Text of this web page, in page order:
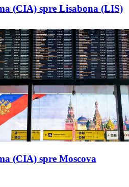
(CIA) spre Lisabona (LIS)
(CIA) spre Moscova